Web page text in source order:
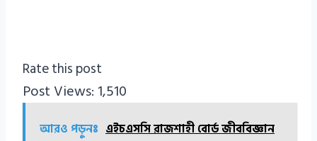
Rate this post
Post Views: 1,510
আরও পড়ুনঃ এইচএসসি রাজশাহী বোর্ড জীববিজ্ঞান